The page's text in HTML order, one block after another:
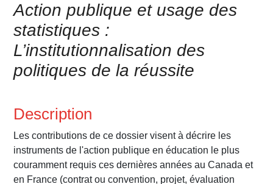
Action publique et usage des
statistiques :
L’institutionnalisation des
politiques de la réussite
Description
Les contributions de ce dossier visent à décrire les
instruments de l'action publique en éducation le plus
couramment requis ces dernières années au Canada et
en France (contrat ou convention, projet, évaluation